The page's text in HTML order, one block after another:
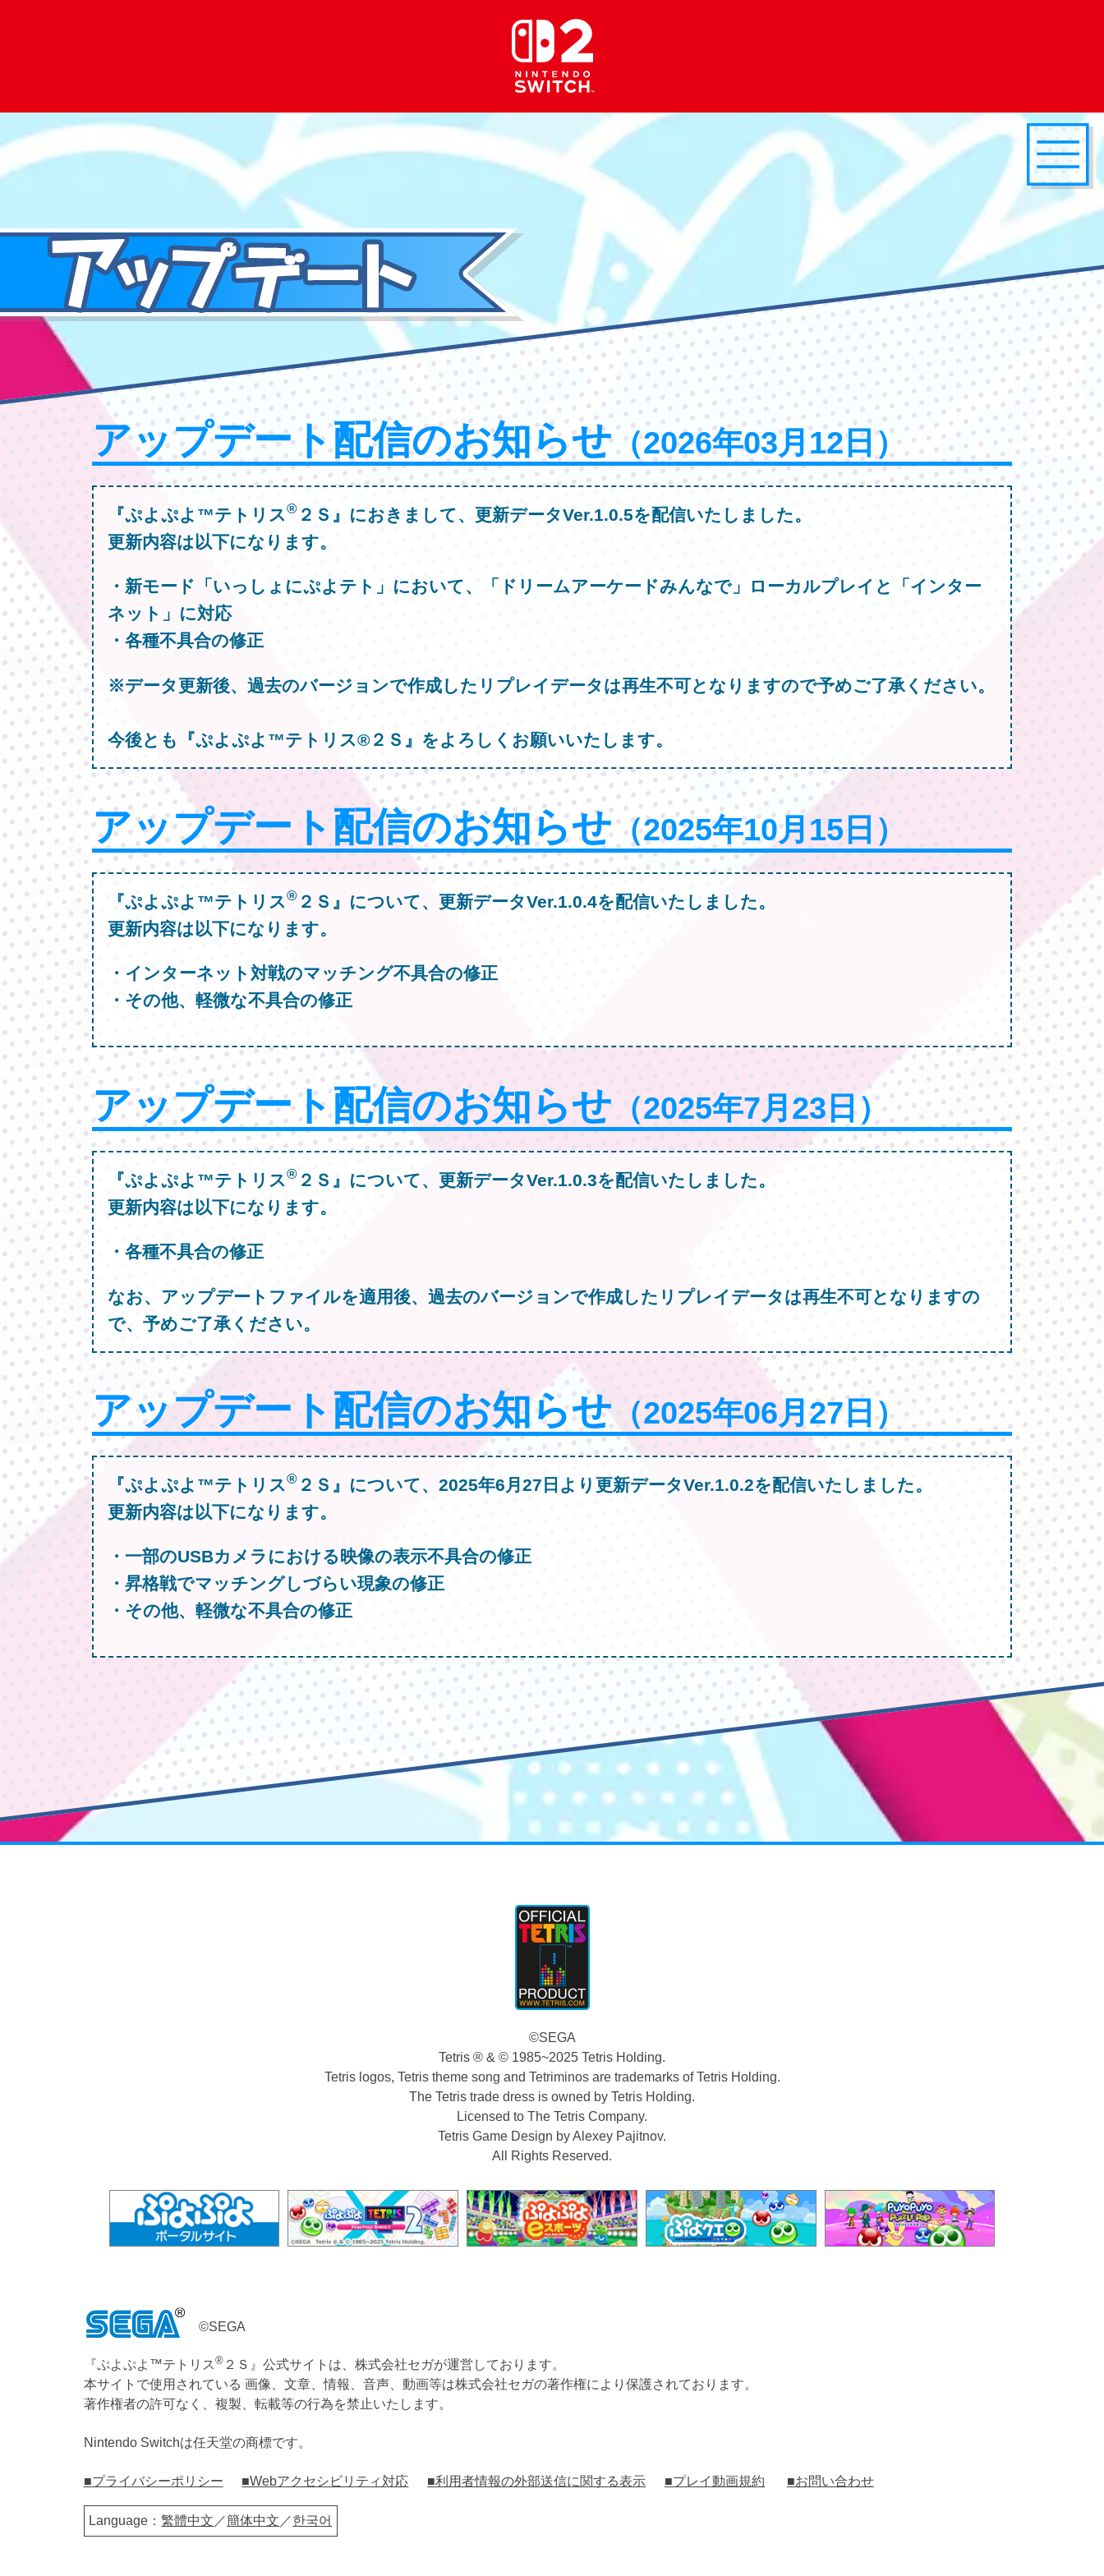
アップデート配信のお知らせ（2026年03月12日）
『ぷよぷよ™テトリス®２Ｓ』におきまして、更新データVer.1.0.5を配信いたしました。
更新内容は以下になります。
・新モード「いっしょにぷよテト」において、「ドリームアーケードみんなで」ローカルプレイと「インター
ネット」に対応
・各種不具合の修正
※データ更新後、過去のバージョンで作成したリプレイデータは再生不可となりますので予めご了承ください。
今後とも『ぷよぷよ™テトリス®２Ｓ』をよろしくお願いいたします。
アップデート配信のお知らせ（2025年10月15日）
『ぷよぷよ™テトリス®２Ｓ』について、更新データVer.1.0.4を配信いたしました。
更新内容は以下になります。
・インターネット対戦のマッチング不具合の修正
・その他、軽微な不具合の修正
アップデート配信のお知らせ （2025年7月23日）
『ぷよぷよ™テトリス®２Ｓ』について、更新データVer.1.0.3を配信いたしました。
更新内容は以下になります。
・各種不具合の修正
なお、アップデートファイルを適用後、過去のバージョンで作成したリプレイデータは再生不可となりますの
で、予めご了承ください。
アップデート配信のお知らせ（2025年06月27日）
『ぷよぷよ™テトリス®２Ｓ』について、2025年6月27日より更新データVer.1.0.2を配信いたしました。
更新内容は以下になります。
・一部のUSBカメラにおける映像の表示不具合の修正
・昇格戦でマッチングしづらい現象の修正
・その他、軽微な不具合の修正
©SEGA
Tetris ® & © 1985~2025 Tetris Holding.
Tetris logos, Tetris theme song and Tetriminos are trademarks of Tetris Holding.
The Tetris trade dress is owned by Tetris Holding.
Licensed to The Tetris Company.
Tetris Game Design by Alexey Pajitnov.
All Rights Reserved.
©SEGA
『ぷよぷよ™テトリス®２Ｓ』公式サイトは、株式会社セガが運営しております。
本サイトで使用されている 画像、文章、情報、音声、動画等は株式会社セガの著作権により保護されております。
著作権者の許可なく、複製、転載等の行為を禁止いたします。
Nintendo Switchは任天堂の商標です。
■プライバシーポリシー ■Webアクセシビリティ対応 ■利用者情報の外部送信に関する表示 ■プレイ動画規約 ■お問い合わせ
Language：繁體中文 ／簡体中文 ／한국어